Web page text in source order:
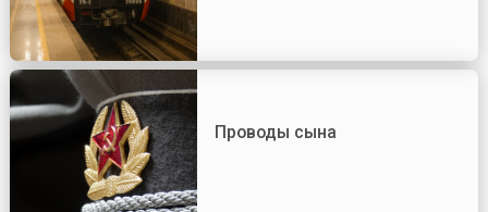
Проводы сына